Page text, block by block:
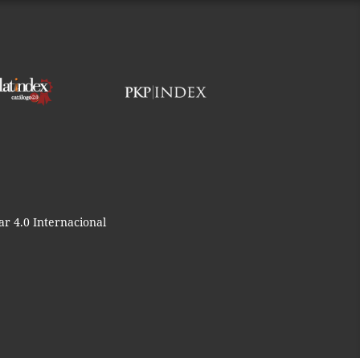
4.0 Internacional